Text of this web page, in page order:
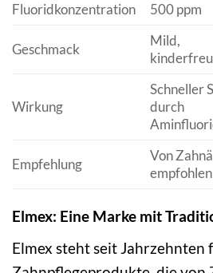
Fluoridkonzentration
500 ppm
Geschmack
Mild,
Wirkung
Schneller
durch
Empfehlung
Von
empfohlen
Elmex: Eine Marke mit
Elmex steht seit